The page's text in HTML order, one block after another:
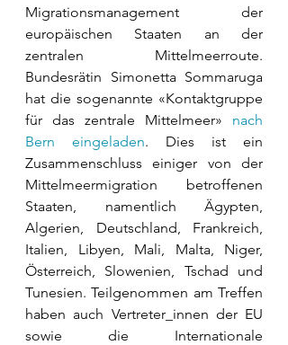
Migrationsmanagement der
europäischen Staaten an der
zentralen Mittelmeerroute.
Bundesrätin Simonetta Sommaruga
hat die sogenannte «Kontaktgruppe
für das zentrale Mittelmeer» nach
Bern eingeladen. Dies ist ein
Zusammenschluss einiger von der
Mittelmeermigration betroffenen
Staaten, namentlich Ägypten,
Algerien, Deutschland, Frankreich,
Italien, Libyen, Mali, Malta, Niger,
Österreich, Slowenien, Tschad und
Tunesien. Teilgenommen am Treffen
haben auch Vertreter_innen der EU
sowie die Internationale